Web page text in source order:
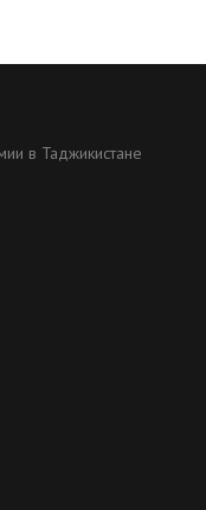
в Таджикистане